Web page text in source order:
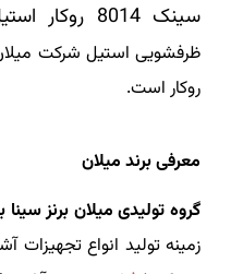
سینک 8014 روکار استیل میلان
ظرفشویی استیل شرکت
روکار است.
معرفی برند میلان
گروه تولیدی میلان برنز سینا
زمینه تولید انواع تجهیزات